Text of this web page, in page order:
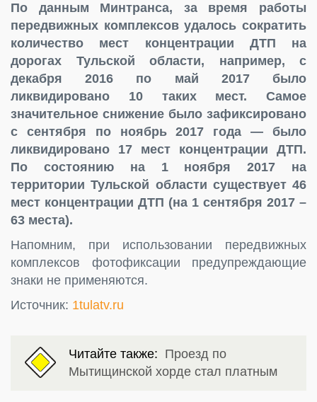
По данным Минтранса, за время работы
передвижных комплексов удалось сократить
количество мест концентрации ДТП на
дорогах Тульской области, например, с
декабря 2016 по май 2017 было
ликвидировано 10 таких мест. Самое
значительное снижение было зафиксировано
с сентября по ноябрь 2017 года — было
ликвидировано 17 мест концентрации ДТП.
По состоянию на 1 ноября 2017 на
территории Тульской области существует 46
мест концентрации ДТП (на 1 сентября 2017 –
63 места).
Напомним, при использовании передвижных
комплексов фотофиксации предупреждающие
знаки не применяются.
Источник: 1tulatv.ru
Читайте также: Проезд по
Мытищинской хорде стал платным